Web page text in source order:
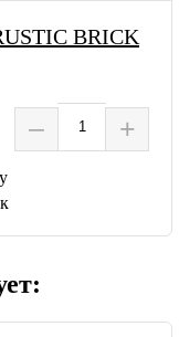
BRICK
– +